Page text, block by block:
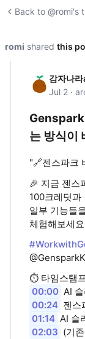
Back to @romi's
romi shared this
감자나라
Jul 2 ·
Genspark
는 방식이
"🔗젠스파크
🎉 지금 젠스
100크레딧과
일부 기능들
체험해보세
⏱ 타임스탬
00:00 AI
00:24 젠스
01:14 AI 슬
02:03 (기